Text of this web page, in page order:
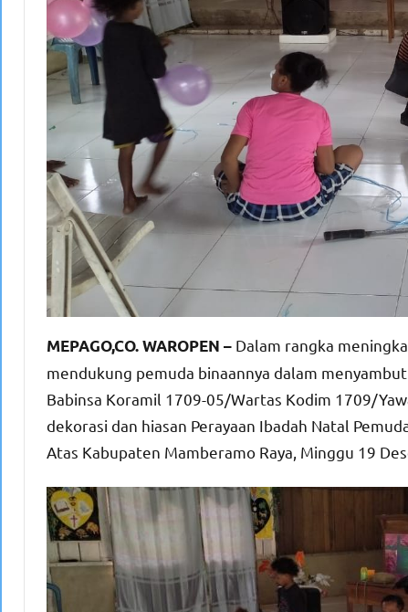
MEPAGO,CO. WAROPEN – Dalam rangka
mendukung pemuda binaannya dalam
Babinsa Koramil 1709-05/Wartas Kodim 1709/
dekorasi dan hiasan Perayaan Ibadah Natal
Atas Kabupaten Mamberamo Raya, Minggu 19